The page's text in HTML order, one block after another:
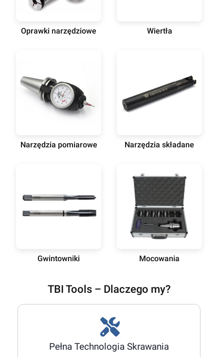
Oprawki narzędziowe Wiertła
Narzędzia pomiarowe Narzędzia składane
Gwintowniki Mocowania
TBI Tools – Dlaczego my?
Pełna Technologia Skrawania